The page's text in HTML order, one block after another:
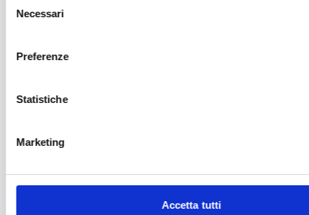
delNecessari
Preferenze
Statistiche
Marketing
Accetta tutti